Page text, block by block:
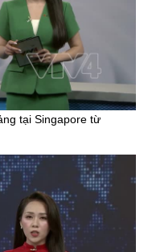
tại Singapore từ